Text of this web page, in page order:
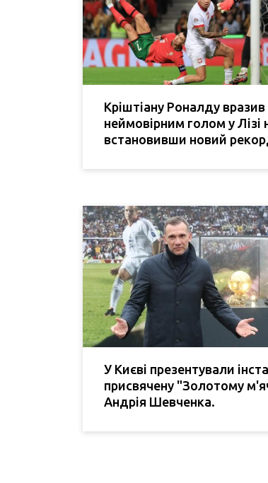
Кріштіану Роналду вразив
неймовірним голом у Лізі
встановивши новий
У Києві презентували
присвячену "Золотому
Андрія Шевченка.